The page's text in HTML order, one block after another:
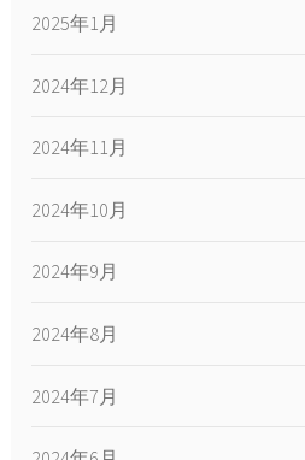
2025年1月
2024年12月
2024年11月
2024年10月
2024年9月
2024年8月
2024年7月